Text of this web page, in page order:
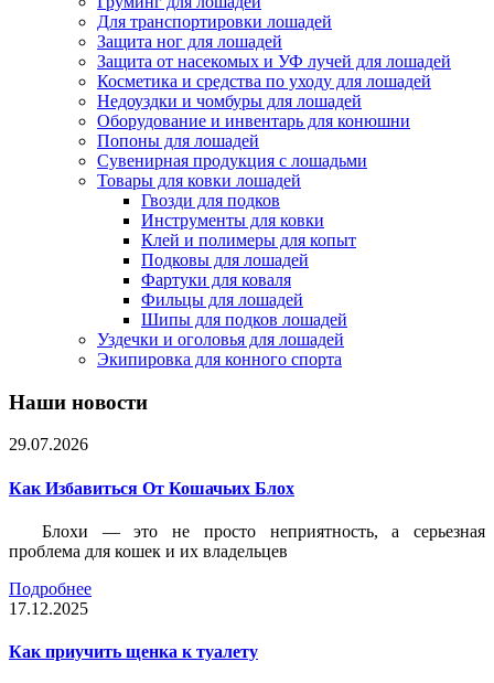
Для транспортировки лошадей
Защита ног для лошадей
Защита от насекомых и УФ лучей для лошадей
Косметика и средства по уходу для лошадей
Недоуздки и чомбуры для лошадей
Оборудование и инвентарь для конюшни
Попоны для лошадей
Сувенирная продукция с лошадьми
Товары для ковки лошадей
Гвозди для подков
Инструменты для ковки
Клей и полимеры для копыт
Подковы для лошадей
Фартуки для коваля
Фильцы для лошадей
Шипы для подков лошадей
Уздечки и оголовья для лошадей
Экипировка для конного спорта
Наши новости
29.07.2026
Как Избавиться От Кошачьих Блох
Блохи — это не просто неприятность, а серьезная
проблема для кошек и их владельцев
Подробнее
17.12.2025
Как приучить щенка к туалету